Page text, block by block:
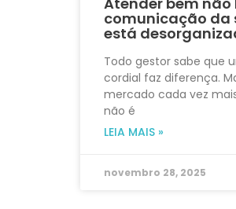
comunicação da
está
Todo gestor sabe que
cordial faz diferença.
mercado cada vez
não é
LEIA MAIS »
novembro 28, 2025